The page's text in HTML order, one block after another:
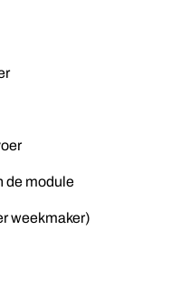
de module
weekmaker)